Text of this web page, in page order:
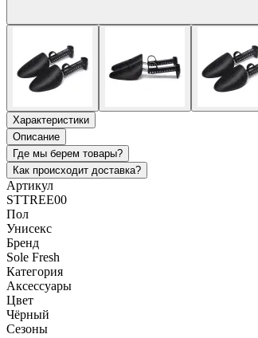
Характеристики
Описание
Где мы берем товары?
Как происходит доставка?
Артикул
STTREE00
Пол
Унисекс
Бренд
Sole Fresh
Категория
Аксессуары
Цвет
Чёрный
Сезоны